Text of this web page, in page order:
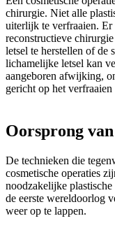
chirurgie. Niet alle
uiterlijk te verfraaien.
reconstructieve
letsel te herstellen of de
lichamelijke letsel kan
aangeboren afwijking,
gericht op het
Oorsprong
De technieken die
cosmetische operaties
noodzakelijke
de eerste wereldoorlog
weer op te lappen.